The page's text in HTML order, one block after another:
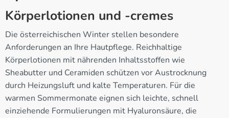
Körperlotionen und -cremes
Die österreichischen Winter stellen besondere
Anforderungen an Ihre Hautpflege. Reichhaltige
Körperlotionen mit nährenden Inhaltsstoffen wie
Sheabutter und Ceramiden schützen vor Austrocknung
durch Heizungsluft und kalte Temperaturen. Für die
warmen Sommermonate eignen sich leichte, schnell
einziehende Formulierungen mit Hyaluronsäure, die